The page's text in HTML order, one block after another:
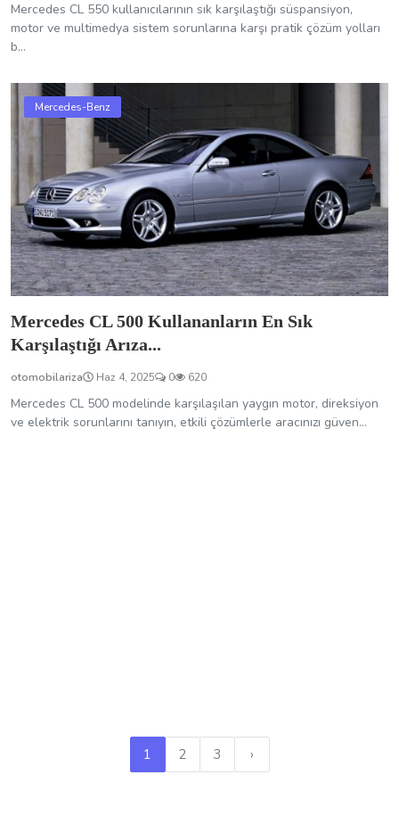
Mercedes CL 550 kullanıcılarının sık karşılaştığı süspansiyon,
motor ve multimedya sistem sorunlarına karşı pratik çözüm yolları
b...
Mercedes-Benz
Mercedes CL 500 Kullananların En Sık
Karşılaştığı Arıza...
otomobilariza Haz 4, 2025 0 620
Mercedes CL 500 modelinde karşılaşılan yaygın motor, direksiyon
ve elektrik sorunlarını tanıyın, etkili çözümlerle aracınızı güven...
1 2 3 ›